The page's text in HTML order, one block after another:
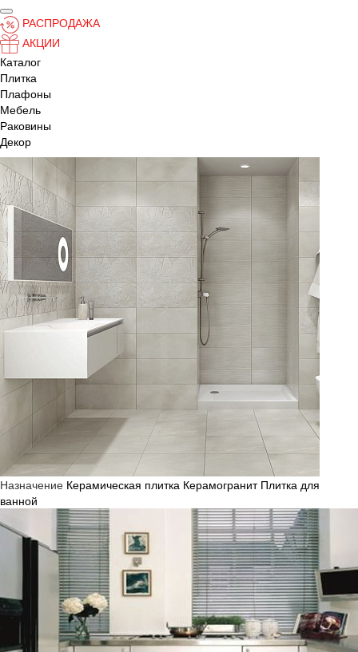
РАСПРОДАЖА
АКЦИИ
Каталог
Плитка
Плафоны
Мебель
Раковины
Декор
Назначение Керамическая плитка Керамогранит Плитка для
ванной